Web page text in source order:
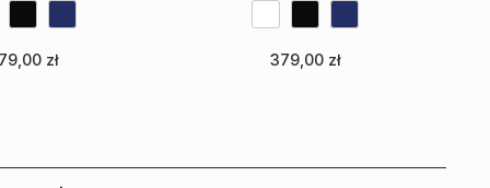
zł
379,00 zł